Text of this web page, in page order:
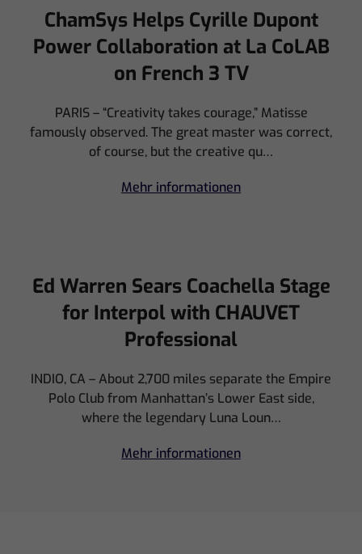
ChamSys Helps Cyrille Dupont
Power Collaboration at La CoLAB
on French 3 TV
PARIS – “Creativity takes courage,” Matisse
famously observed. The great master was correct,
of course, but the creative qu…
Mehr informationen
Ed Warren Sears Coachella Stage
for Interpol with CHAUVET
Professional
INDIO, CA – About 2,700 miles separate the Empire
Polo Club from Manhattan’s Lower East side,
where the legendary Luna Loun…
Mehr informationen